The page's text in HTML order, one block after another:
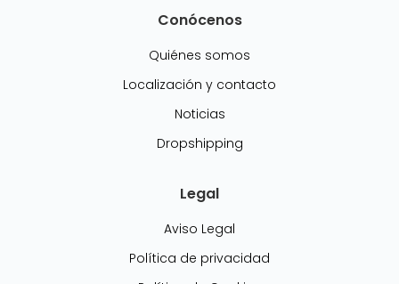
Conócenos
Quiénes somos
Localización y contacto
Noticias
Dropshipping
Legal
Aviso Legal
Política de privacidad